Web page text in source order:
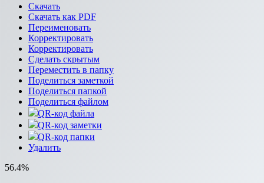
Скачать
Скачать как PDF
Переименовать
Корректировать
Корректировать
Сделать скрытым
Переместить в папку
Поделиться заметкой
Поделиться папкой
Поделиться файлом
QR-код файла
QR-код заметки
QR-код папки
Удалить
56.4%